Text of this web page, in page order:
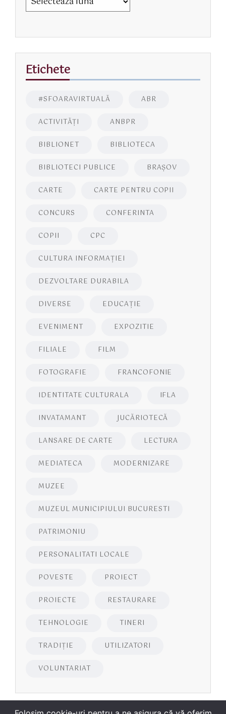
Etichete
#SFOARAVIRTUALĂ ABR
ACTIVITĂŢI ANBPR
BIBLIONET BIBLIOTECA
BIBLIOTECI PUBLICE BRAŞOV
CARTE CARTE PENTRU COPII
CONCURS CONFERINTA
COPII CPC
CULTURA INFORMAŢIEI
DEZVOLTARE DURABILA
DIVERSE EDUCAŢIE
EVENIMENT EXPOZITIE
FILIALE FILM
FOTOGRAFIE FRANCOFONIE
IDENTITATE CULTURALA IFLA
INVATAMANT JUCĂRIOTECĂ
LANSARE DE CARTE LECTURA
MEDIATECA MODERNIZARE
MUZEE
MUZEUL MUNICIPIULUI BUCURESTI
PATRIMONIU
PERSONALITATI LOCALE
POVESTE PROIECT
PROIECTE RESTAURARE
TEHNOLOGIE TINERI
TRADIȚIE UTILIZATORI
VOLUNTARIAT